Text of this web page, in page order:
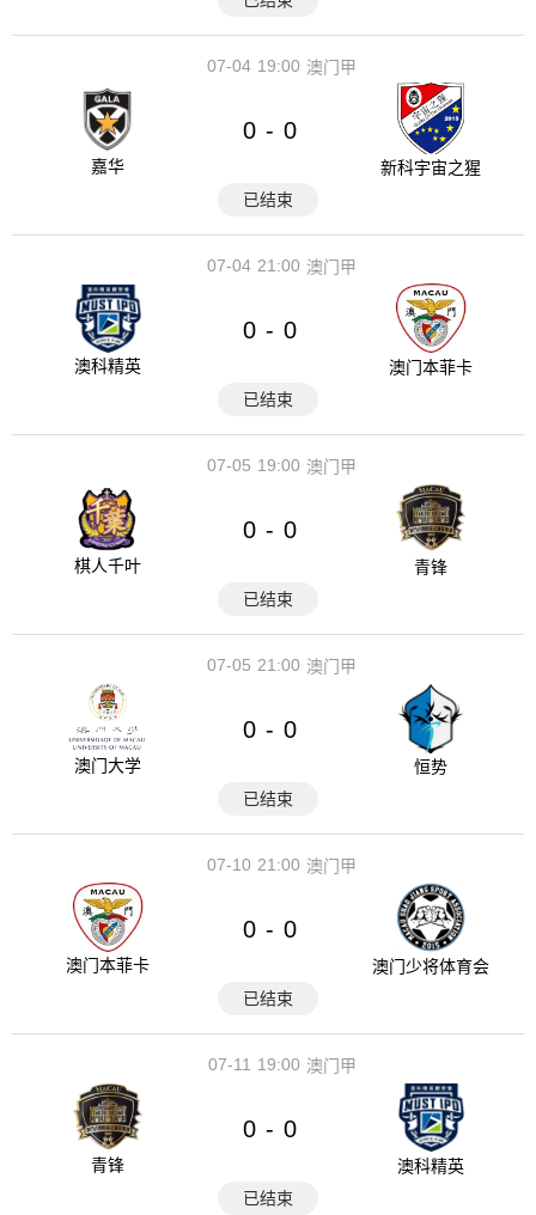
19:00
07-04 澳门甲
嘉华
0 - 0
新科宇宙之猩
已结束
21:00
07-04 澳门甲
澳科精英
0 - 0
澳门本菲卡
已结束
19:00
07-05 澳门甲
棋人千叶
0 - 0
青锋
已结束
21:00
07-05 澳门甲
澳门大学
0 - 0
恒势
已结束
21:00
07-10 澳门甲
澳门本菲卡
0 - 0
澳门少将体育会
已结束
19:00
07-11 澳门甲
青锋
0 - 0
澳科精英
已结束